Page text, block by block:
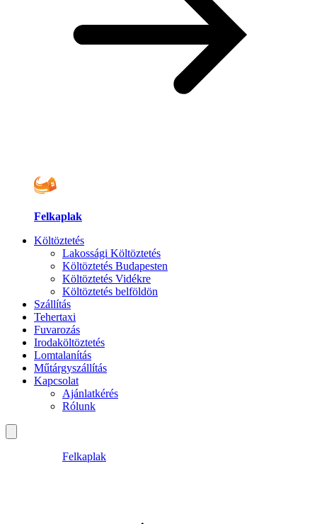
Felkaplak
Költöztetés
Lakossági Költöztetés
Költöztetés Budapesten
Költöztetés Vidékre
Költöztetés belföldön
Szállítás
Tehertaxi
Fuvarozás
Irodaköltöztetés
Lomtalanítás
Műtárgyszállítás
Kapcsolat
Ajánlatkérés
Rólunk
Felkaplak